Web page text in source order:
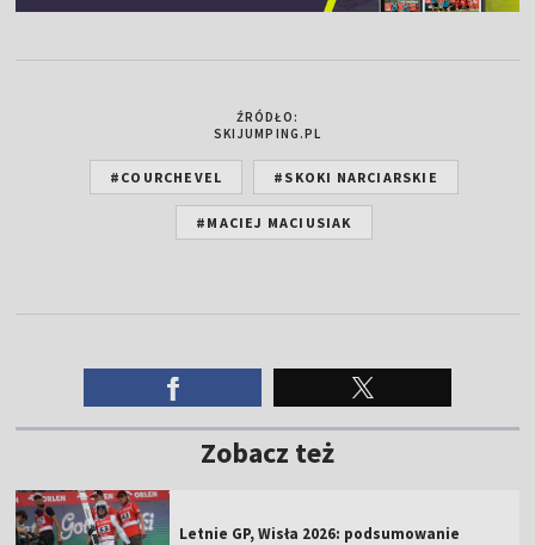
ŹRÓDŁO:
SKIJUMPING.PL
#COURCHEVEL #SKOKI NARCIARSKIE
#MACIEJ MACIUSIAK
Zobacz też
Letnie GP, Wisła 2026: podsumowanie